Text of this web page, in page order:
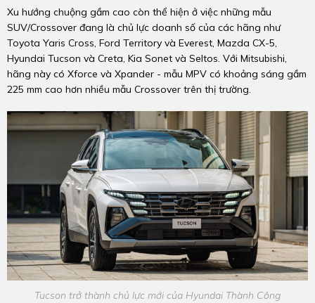
Xu hướng chuộng gầm cao còn thể hiện ở việc những mẫu
SUV/Crossover đang là chủ lực doanh số của các hãng như
Toyota Yaris Cross, Ford Territory và Everest, Mazda CX-5,
Hyundai Tucson và Creta, Kia Sonet và Seltos. Với Mitsubishi,
hãng này có Xforce và Xpander - mẫu MPV có khoảng sáng gầm
225 mm cao hơn nhiều mẫu Crossover trên thị trường.
Tucson trở thành chủ lực mới của Hyundai Thành Công